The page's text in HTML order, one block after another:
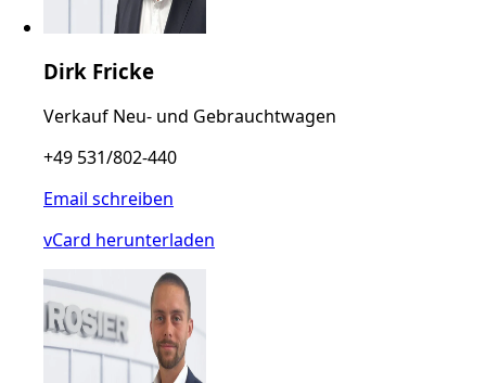
Dirk Fricke
Verkauf Neu- und Gebrauchtwagen
+49 531/802-440
Email schreiben
vCard herunterladen